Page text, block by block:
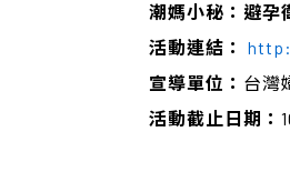
潮媽小秘：避孕
活動連結：
宣導單位： 台灣
活動截止日期：